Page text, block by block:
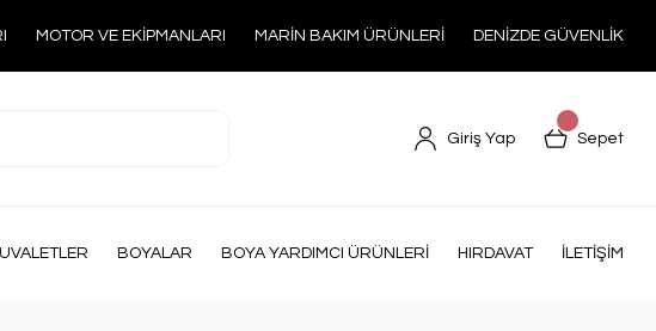
MOTOR VE EKİPMANLARI MARİN BAKIM ÜRÜNLERİ DENİZDE GÜVENLİK
Giriş Yap Sepet
BOYALAR BOYA YARDIMCI ÜRÜNLERİ HIRDAVAT İLETİŞİM